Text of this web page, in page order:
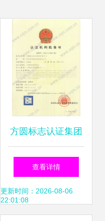
方圆标志认证集团
专业认证与技术服
务的领军企业
查看详情
更新时间：2026-08-06
22:01:08